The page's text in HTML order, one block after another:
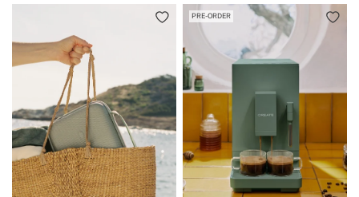
PRE-ORDER